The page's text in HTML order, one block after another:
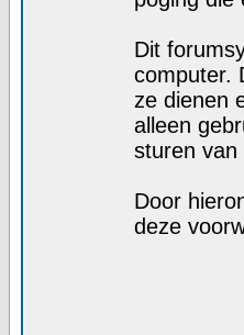
Dit
computer.
ze dienen
alleen
sturen van
Door
deze